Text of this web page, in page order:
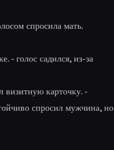
спросила мать.
- голос садился, из-за
визитную карточку. -
спросил мужчина, но